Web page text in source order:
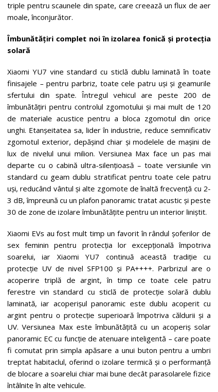
triple pentru scaunele din spate, care creează un flux de aer
moale, înconjurător.
Îmbunătățiri complet noi în izolarea fonică și protecția
solară
Xiaomi YU7 vine standard cu sticlă dublu laminată în toate
finisajele – pentru parbriz, toate cele patru uși și geamurile
sfertului din spate. Întregul vehicul are peste 200 de
îmbunătățiri pentru controlul zgomotului și mai mult de 120
de materiale acustice pentru a bloca zgomotul din orice
unghi. Etanșeitatea sa, lider în industrie, reduce semnificativ
zgomotul exterior, depășind chiar și modelele de mașini de
lux de nivelul unui milion. Versiunea Max face un pas mai
departe cu o cabină ultra-silențioasă – toate versiunile vin
standard cu geam dublu stratificat pentru toate cele patru
uși, reducând vântul și alte zgomote de înaltă frecvență cu 2-
3 dB, împreună cu un plafon panoramic tratat acustic și peste
30 de zone de izolare îmbunătățite pentru un interior liniștit.
Xiaomi EVs au fost mult timp un favorit în rândul șoferilor de
sex feminin pentru protecția lor excepțională împotriva
soarelui, iar Xiaomi YU7 continuă această tradiție cu
protecție UV de nivel SFP100 și PA++++. Parbrizul are o
acoperire triplă de argint, în timp ce toate cele patru
ferestre vin standard cu sticlă de protecție solară dublu
laminată, iar acoperișul panoramic este dublu acoperit cu
argint pentru o protecție superioară împotriva căldurii și a
UV. Versiunea Max este îmbunătățită cu un acoperiș solar
panoramic EC cu funcție de atenuare inteligentă – care poate
fi comutat prin simpla apăsare a unui buton pentru a umbri
treptat habitaclul, oferind o izolare termică și o performanță
de blocare a soarelui chiar mai bune decât parasolarele fizice
întâlnite în alte vehicule.